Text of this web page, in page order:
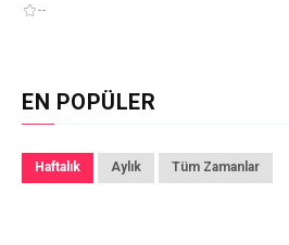
--
EN POPÜLER
Haftalık Aylık Tüm Zamanlar